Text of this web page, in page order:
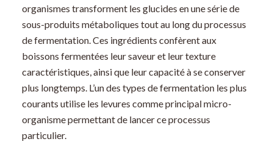
organismes transforment les glucides en une série de
sous-produits métaboliques tout au long du processus
de fermentation. Ces ingrédients confèrent aux
boissons fermentées leur saveur et leur texture
caractéristiques, ainsi que leur capacité à se conserver
plus longtemps. L’un des types de fermentation les plus
courants utilise les levures comme principal micro-
organisme permettant de lancer ce processus
particulier.